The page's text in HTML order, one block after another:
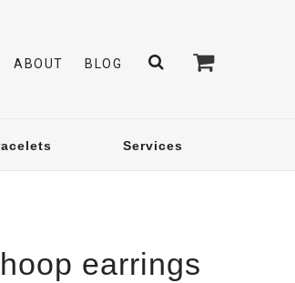
ABOUT BLOG
Services
earrings